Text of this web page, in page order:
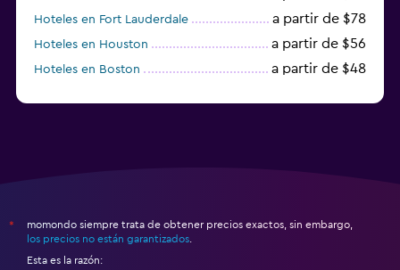
Hoteles en Fort Lauderdale a partir de $78
Hoteles en Houston a partir de $56
Hoteles en Boston a partir de $48
*
momondo siempre trata de obtener precios exactos, sin embargo,
los precios no están garantizados
Esta es la razón: